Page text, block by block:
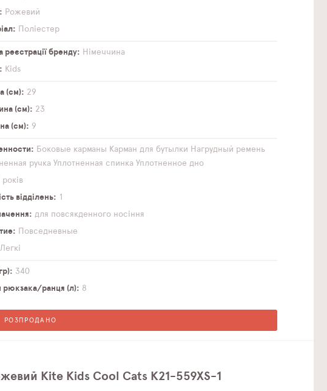
Рожевий
Поліестер
реєстрації бренду
Німеччина
Kids
(см)
29
(см)
23
(см)
9
Боковые карманы Карман для бутылки Нагрудный ремень
ручка Уплотненная спинка Уплотненное дно
років
відділень
1
для повсякденного носіння
Повседневные
Легкі
340
ранця (л)
8
РОЗПРОДАНО
Kite Kids Cool Cats K21-559XS-1